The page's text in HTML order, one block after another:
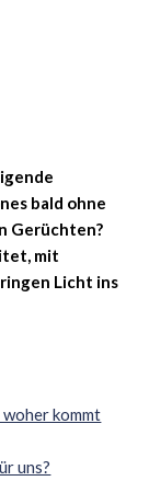
bald ohne
Gerüchten?
mit
Licht ins
kommt
uns?